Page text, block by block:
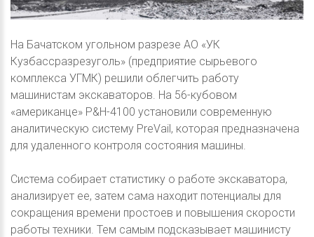
На Бачатском угольном разрезе АО «УК
Кузбассразрезуголь» (предприятие сырьевого
комплекса УГМК) решили облегчить работу
машинистам экскаваторов. На 56-кубовом
«американце» P&H-4100 установили современную
аналитическую систему PreVail, которая предназначена
для удаленного контроля состояния машины.
Система собирает статистику о работе экскаватора,
анализирует ее, затем сама находит потенциалы для
сокращения времени простоев и повышения скорости
работы техники. Тем самым подсказывает машинисту